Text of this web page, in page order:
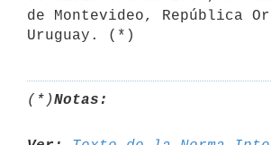
de Montevideo, República
(*)Notas: